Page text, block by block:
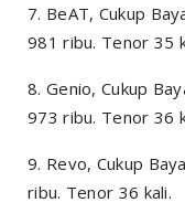
7. BeAT, Cukup
981 ribu. Tenor 35
8. Genio, Cukup
973 ribu. Tenor 36
9. Revo, Cukup
ribu. Tenor 36 kali.